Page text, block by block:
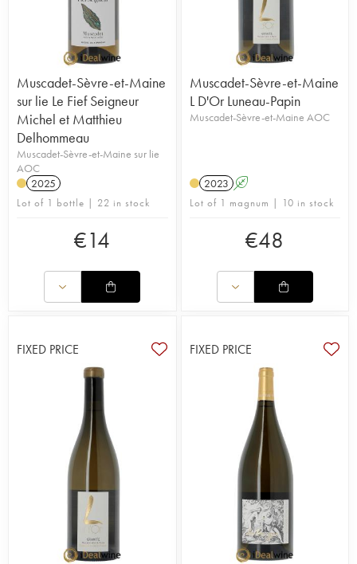
Muscadet-Sèvre-et-Maine
sur lie Le Fief Seigneur
Michel et Matthieu
Delhommeau
Muscadet-Sèvre-et-Maine sur lie
AOC
2025
Lot of 1 bottle | 22 in stock
€14
Muscadet-Sèvre-et-Maine
L D'Or Luneau-Papin
Muscadet-Sèvre-et-Maine AOC
2023 A
Lot of 1 magnum | 10 in stock
€48
FIXED PRICE FIXED PRICE